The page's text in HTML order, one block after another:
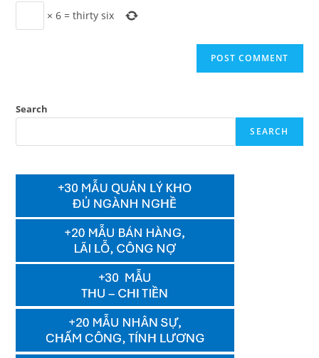
×6 =thirty six
Search
SEARCH